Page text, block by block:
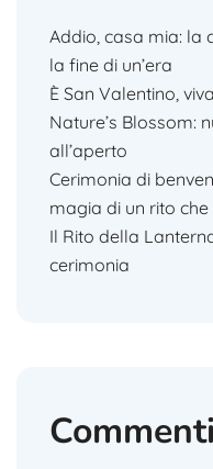
Addio, casa mia: la
la fine di un’era
È San Valentino,
Nature’s Blossom:
all’aperto
Cerimonia di
magia di un rito
Il Rito della
cerimonia